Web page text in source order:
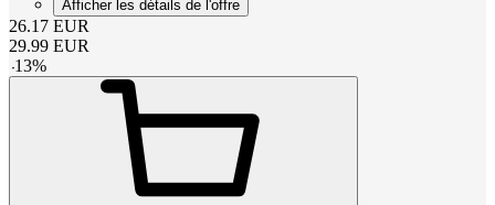
Afficher les détails de l'offre
26.17 EUR
29.99 EUR
-13%